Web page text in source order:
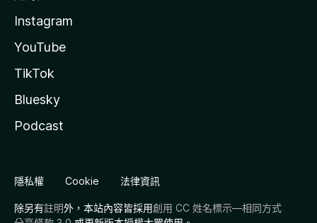
Instagram
YouTube
TikTok
Bluesky
Podcast
隱私權 Cookie 法律資訊
除另有註明外，本站內容皆採用創用 CC 姓名標示—相同方式